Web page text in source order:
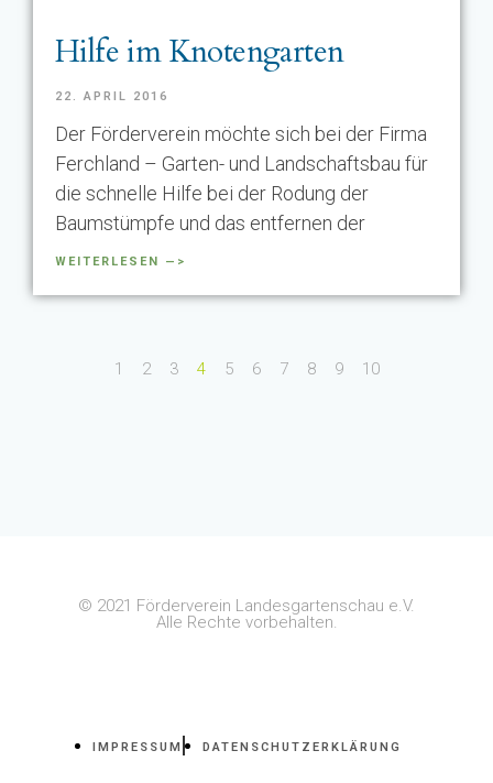
Hilfe im Knotengarten
22. APRIL 2016
Der Förderverein möchte sich bei der Firma
Ferchland – Garten- und Landschaftsbau für
die schnelle Hilfe bei der Rodung der
Baumstümpfe und das entfernen der
WEITERLESEN —>
1 2 3 4 5 6 7 8 9 10
© 2021 Förderverein Landesgartenschau e.V.
Alle Rechte vorbehalten.
IMPRESSUM DATENSCHUTZERKLÄRUNG